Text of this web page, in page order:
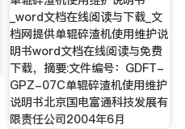
_word文档在线阅读与下载_文
档网提供单辊碎渣机使用维护说
明书word文档在线阅读与免费
下载，摘要:文件编号：GDFT-
GPZ-07C单辊碎渣机使用维护
说明书北京国电富通科技发展有
限责任公司2004年6月